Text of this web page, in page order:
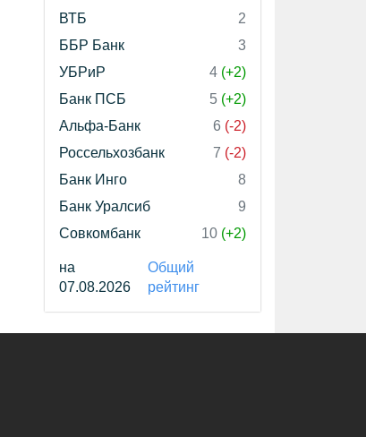
ВТБ
2
ББР Банк
3
УБРиР
4 (+2)
Банк ПСБ
5 (+2)
Альфа-Банк
6 (-2)
Россельхозбанк
7 (-2)
Банк Инго
8
Банк Уралсиб
9
Совкомбанк
10 (+2)
на
07.08.2026
Общий
рейтинг